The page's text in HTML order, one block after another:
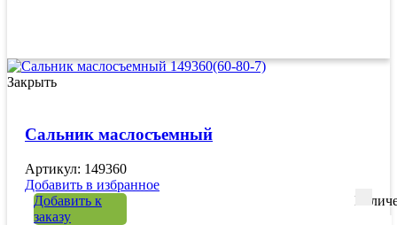
Закрыть
Сальник маслосъемный
Артикул: 149360
Добавить в избранное
Добавить к
заказу